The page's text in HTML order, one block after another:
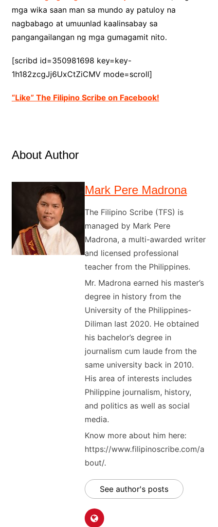
mga wika saan man sa mundo ay patuloy na
nagbabago at umuunlad kaalinsabay sa
pangangailangan ng mga gumagamit nito.
[scribd id=350981698 key=key-
1h182zcgJj6UxCtZiCMV mode=scroll]
“Like” The Filipino Scribe on Facebook!
About Author
Mark Pere Madrona
The Filipino Scribe (TFS) is
managed by Mark Pere
Madrona, a multi-awarded writer
and licensed professional
teacher from the Philippines.
Mr. Madrona earned his master’s
degree in history from the
University of the Philippines-
Diliman last 2020. He obtained
his bachelor’s degree in
journalism cum laude from the
same university back in 2010.
His area of interests includes
Philippine journalism, history,
and politics as well as social
media.
Know more about him here:
https://www.filipinoscribe.com/a
bout/.
See author's posts